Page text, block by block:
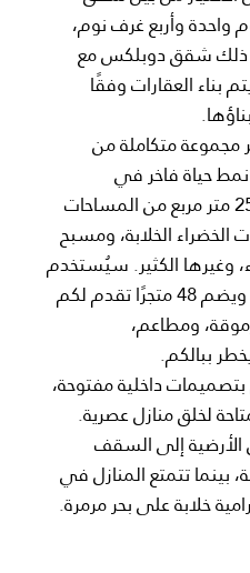
واحدة وأربع غرف نوم،
ذلك شقق دوبلكس مع
بناء العقارات وفقًا
متكاملة من
حياة فاخر في
إسطنبول، بما في ذلك 2500 متر مربع من المساحات
الخلابة، ومسبح
وغيرها الكثير. سيُستخدم
أحد المباني كمنطقة تجارية، ويضم 48 متجرًا تقدم لكم
ومطاعم،
ببالكم.
داخلية مفتوحة،
لخلق منازل عصرية.
الأرضية إلى السقف
بينما تتمتع المنازل في
خلابة على بحر مرمرة.